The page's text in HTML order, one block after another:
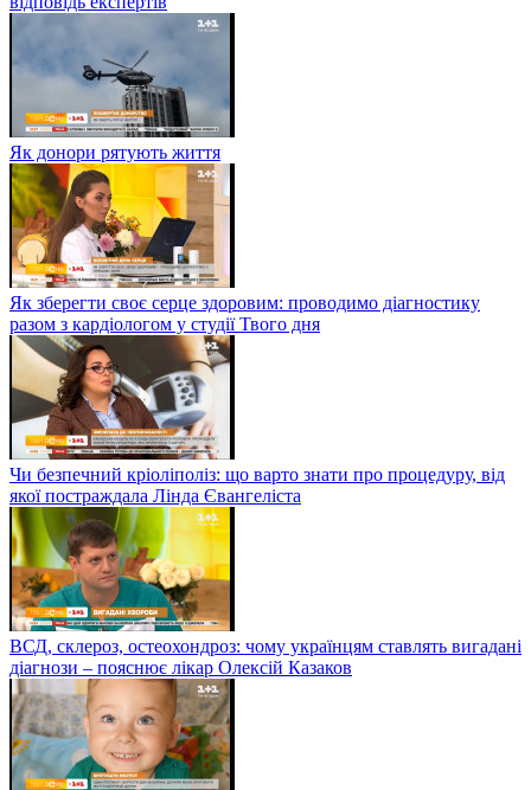
Як донори рятують життя
Як зберегти своє серце здоровим: проводимо діагностику
разом з кардіологом у студії Твого дня
Чи безпечний кріоліполіз: що варто знати про процедуру, від
якої постраждала Лінда Євангеліста
ВСД, склероз, остеохондроз: чому українцям ставлять вигадані
діагнози – пояснює лікар Олексій Казаков